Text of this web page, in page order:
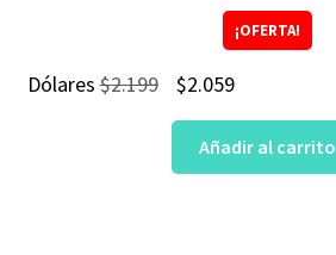
¡OFERTA!
Dólares$2.199
El
precio
original
$2.059El
precio
actual
Añadir al carrito